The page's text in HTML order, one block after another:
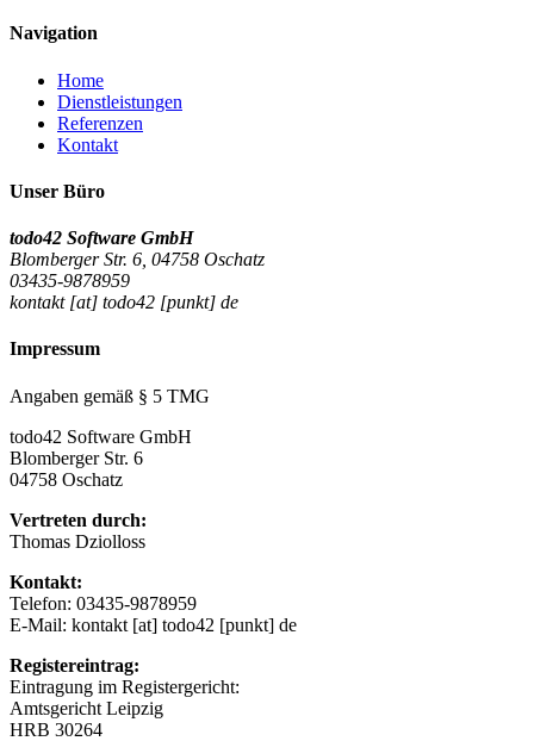
Navigation
Home
Dienstleistungen
Referenzen
Kontakt
Unser Büro
todo42 Software GmbH
Blomberger Str. 6, 04758 Oschatz
03435-9878959
kontakt [at] todo42 [punkt] de
Impressum
Angaben gemäß § 5 TMG
todo42 Software GmbH
Blomberger Str. 6
04758 Oschatz
Vertreten durch:
Thomas Dziolloss
Kontakt:
Telefon: 03435-9878959
E-Mail: kontakt [at] todo42 [punkt] de
Registereintrag:
Eintragung im Registergericht:
Amtsgericht Leipzig
HRB 30264